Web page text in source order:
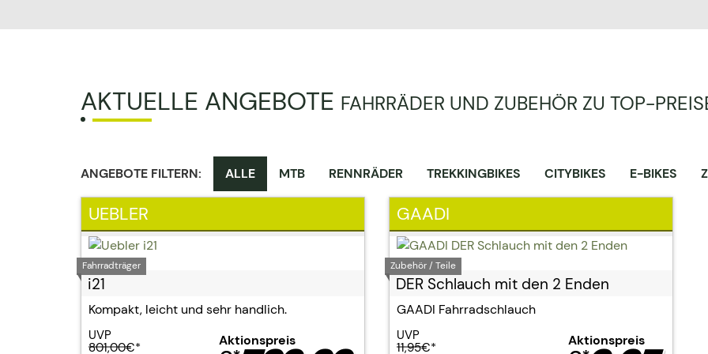
AKTUELLE ANGEBOTE FAHRRÄDER UND ZUBEHÖR ZU TOP-
ANGEBOTE FILTERN: ALLE MTB RENNRÄDER TREKKINGBIKES CITYBIKES E-BIKES
UEBLER
Fahrradträger
i21
Kompakt, leicht und sehr handlich.
UVP
801,00€* Aktionspreis
GAADI
Zubehör / Teile
DER Schlauch mit den 2 Enden
GAADI Fahrradschlauch
UVP
11,95€* Aktionspreis